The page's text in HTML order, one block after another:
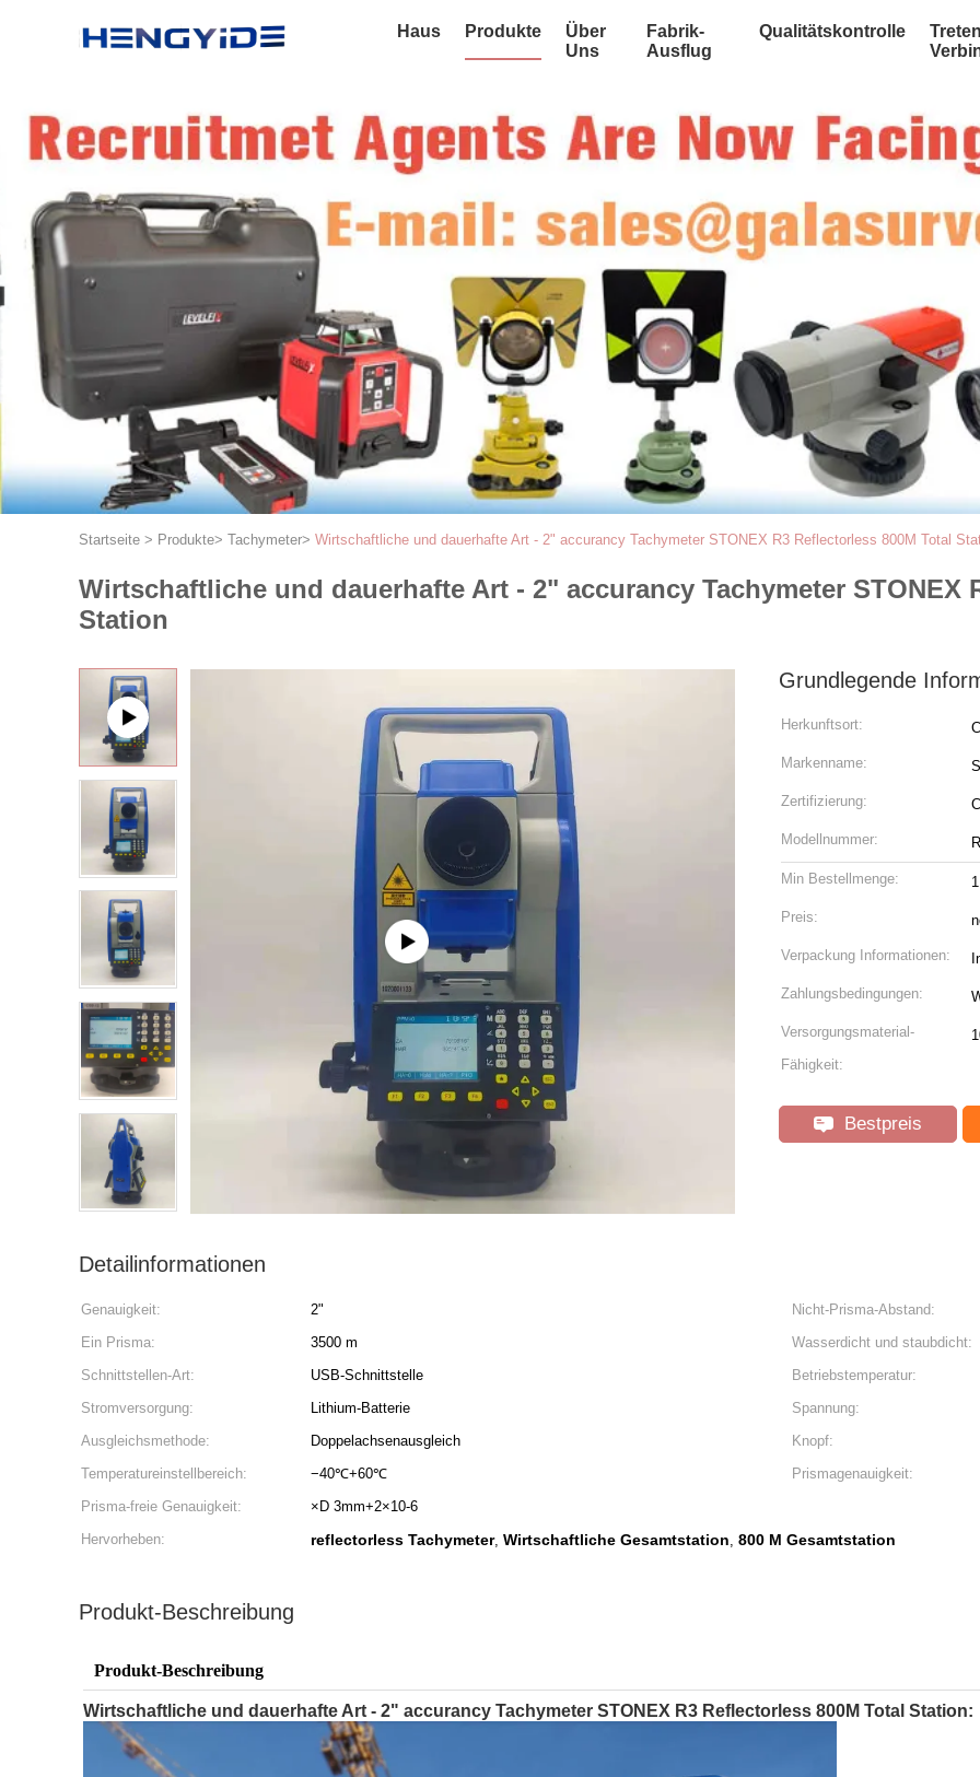
Haus Produkte
Über
Uns
Fabrik-
Ausflug
Qualitätskontrolle
Startseite > Produkte> Tachymeter> Wirtschaftliche und dauerhafte Art - 2" accurancy Tachymeter STONEX R3 Reflectorless 800M Total
Wirtschaftliche und dauerhafte Art - 2" accurancy Tachymeter STONEX
Station
Grundlegende
Herkunftsort:
Markenname:
Zertifizierung:
Modellnummer:
Min Bestellmenge: 1
Preis:
Verpackung Informationen:
Zahlungsbedingungen:
Versorgungsmaterial-
Fähigkeit:
Bestpreis
Detailinformationen
Genauigkeit: 2" Nicht-Prisma-Abstand:
Ein Prisma:
3500 m Wasserdicht und staubdicht:
Schnittstellen-Art:
USB-Schnittstelle Betriebstemperatur:
Stromversorgung:
Lithium-Batterie Spannung:
Ausgleichsmethode:
Doppelachsenausgleich Knopf:
Temperatureinstellbereich:
−40℃+60℃ Prismagenauigkeit:
Prisma-freie Genauigkeit:
×D 3mm+2×10-6
Hervorheben:
reflectorless Tachymeter, Wirtschaftliche Gesamtstation, 800 M Gesamtstation
Produkt-Beschreibung
Produkt-Beschreibung
Wirtschaftliche und dauerhafte Art - 2" accurancy Tachymeter STONEX R3 Reflectorless 800M Total Station: